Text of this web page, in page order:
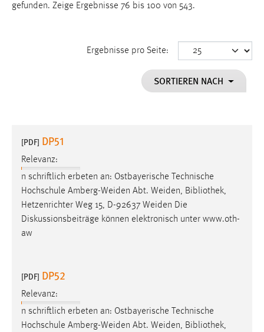
gefunden. Zeige Ergebnisse 76 bis 100 von 543.
Ergebnisse pro Seite:
SORTIEREN NACH
[PDF] DP51
Relevanz:
n schriftlich erbeten an: Ostbayerische Technische
Hochschule Amberg-Weiden Abt. Weiden, Bibliothek,
Hetzenrichter Weg 15, D-92637 Weiden Die
Diskussionsbeiträge können elektronisch unter www.oth-
aw
[PDF] DP52
Relevanz:
n schriftlich erbeten an: Ostbayerische Technische
Hochschule Amberg-Weiden Abt. Weiden, Bibliothek,
Einverständnis
cookie_consent
Dieser Cookie speichert die ausgewählten Einverständnis-
Performance
Name:
Zweck:
Sprachpräferenz
Name:
site-language-preference